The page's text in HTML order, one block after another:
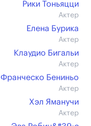
Рики Тоньяцци
Актер
Елена Бурика
Актер
Клаудио Бигальи
Актер
Франческо Бениньо
Актер
Хэл Яманучи
Актер